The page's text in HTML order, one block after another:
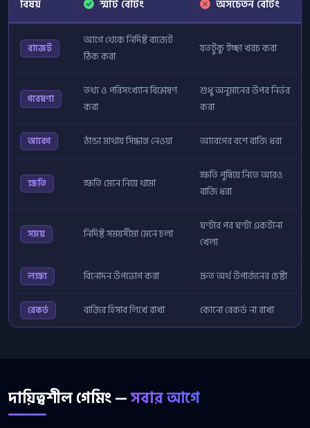
বিষয় স্মার্ট বেটিং অসচেতন বেটিং
বাজেট
আগে থেকে নির্দিষ্ট বাজেট
ঠিক করা
যতটুকু ইচ্ছা খরচ করা
গবেষণা
তথ্য ও পরিসংখ্যান বিশ্লেষণ
করা
শুধু অনুমানের উপর নির্ভর
করা
আবেগ ঠান্ডা মাথায় সিদ্ধান্ত নেওয়া আবেগের বশে বাজি ধরা
ক্ষতি ক্ষতি মেনে নিয়ে থামা
ক্ষতি পুষিয়ে নিতে আরও
বাজি ধরা
সময় নির্দিষ্ট সময়সীমা মেনে চলা
ঘণ্টার পর ঘণ্টা একটানা
খেলা
লক্ষ্য বিনোদন উপভোগ করা দ্রুত অর্থ উপার্জনের চেষ্টা
রেকর্ড বাজির হিসাব লিখে রাখা কোনো রেকর্ড না রাখা
দায়িত্বশীল গেমিং —সবার আগে